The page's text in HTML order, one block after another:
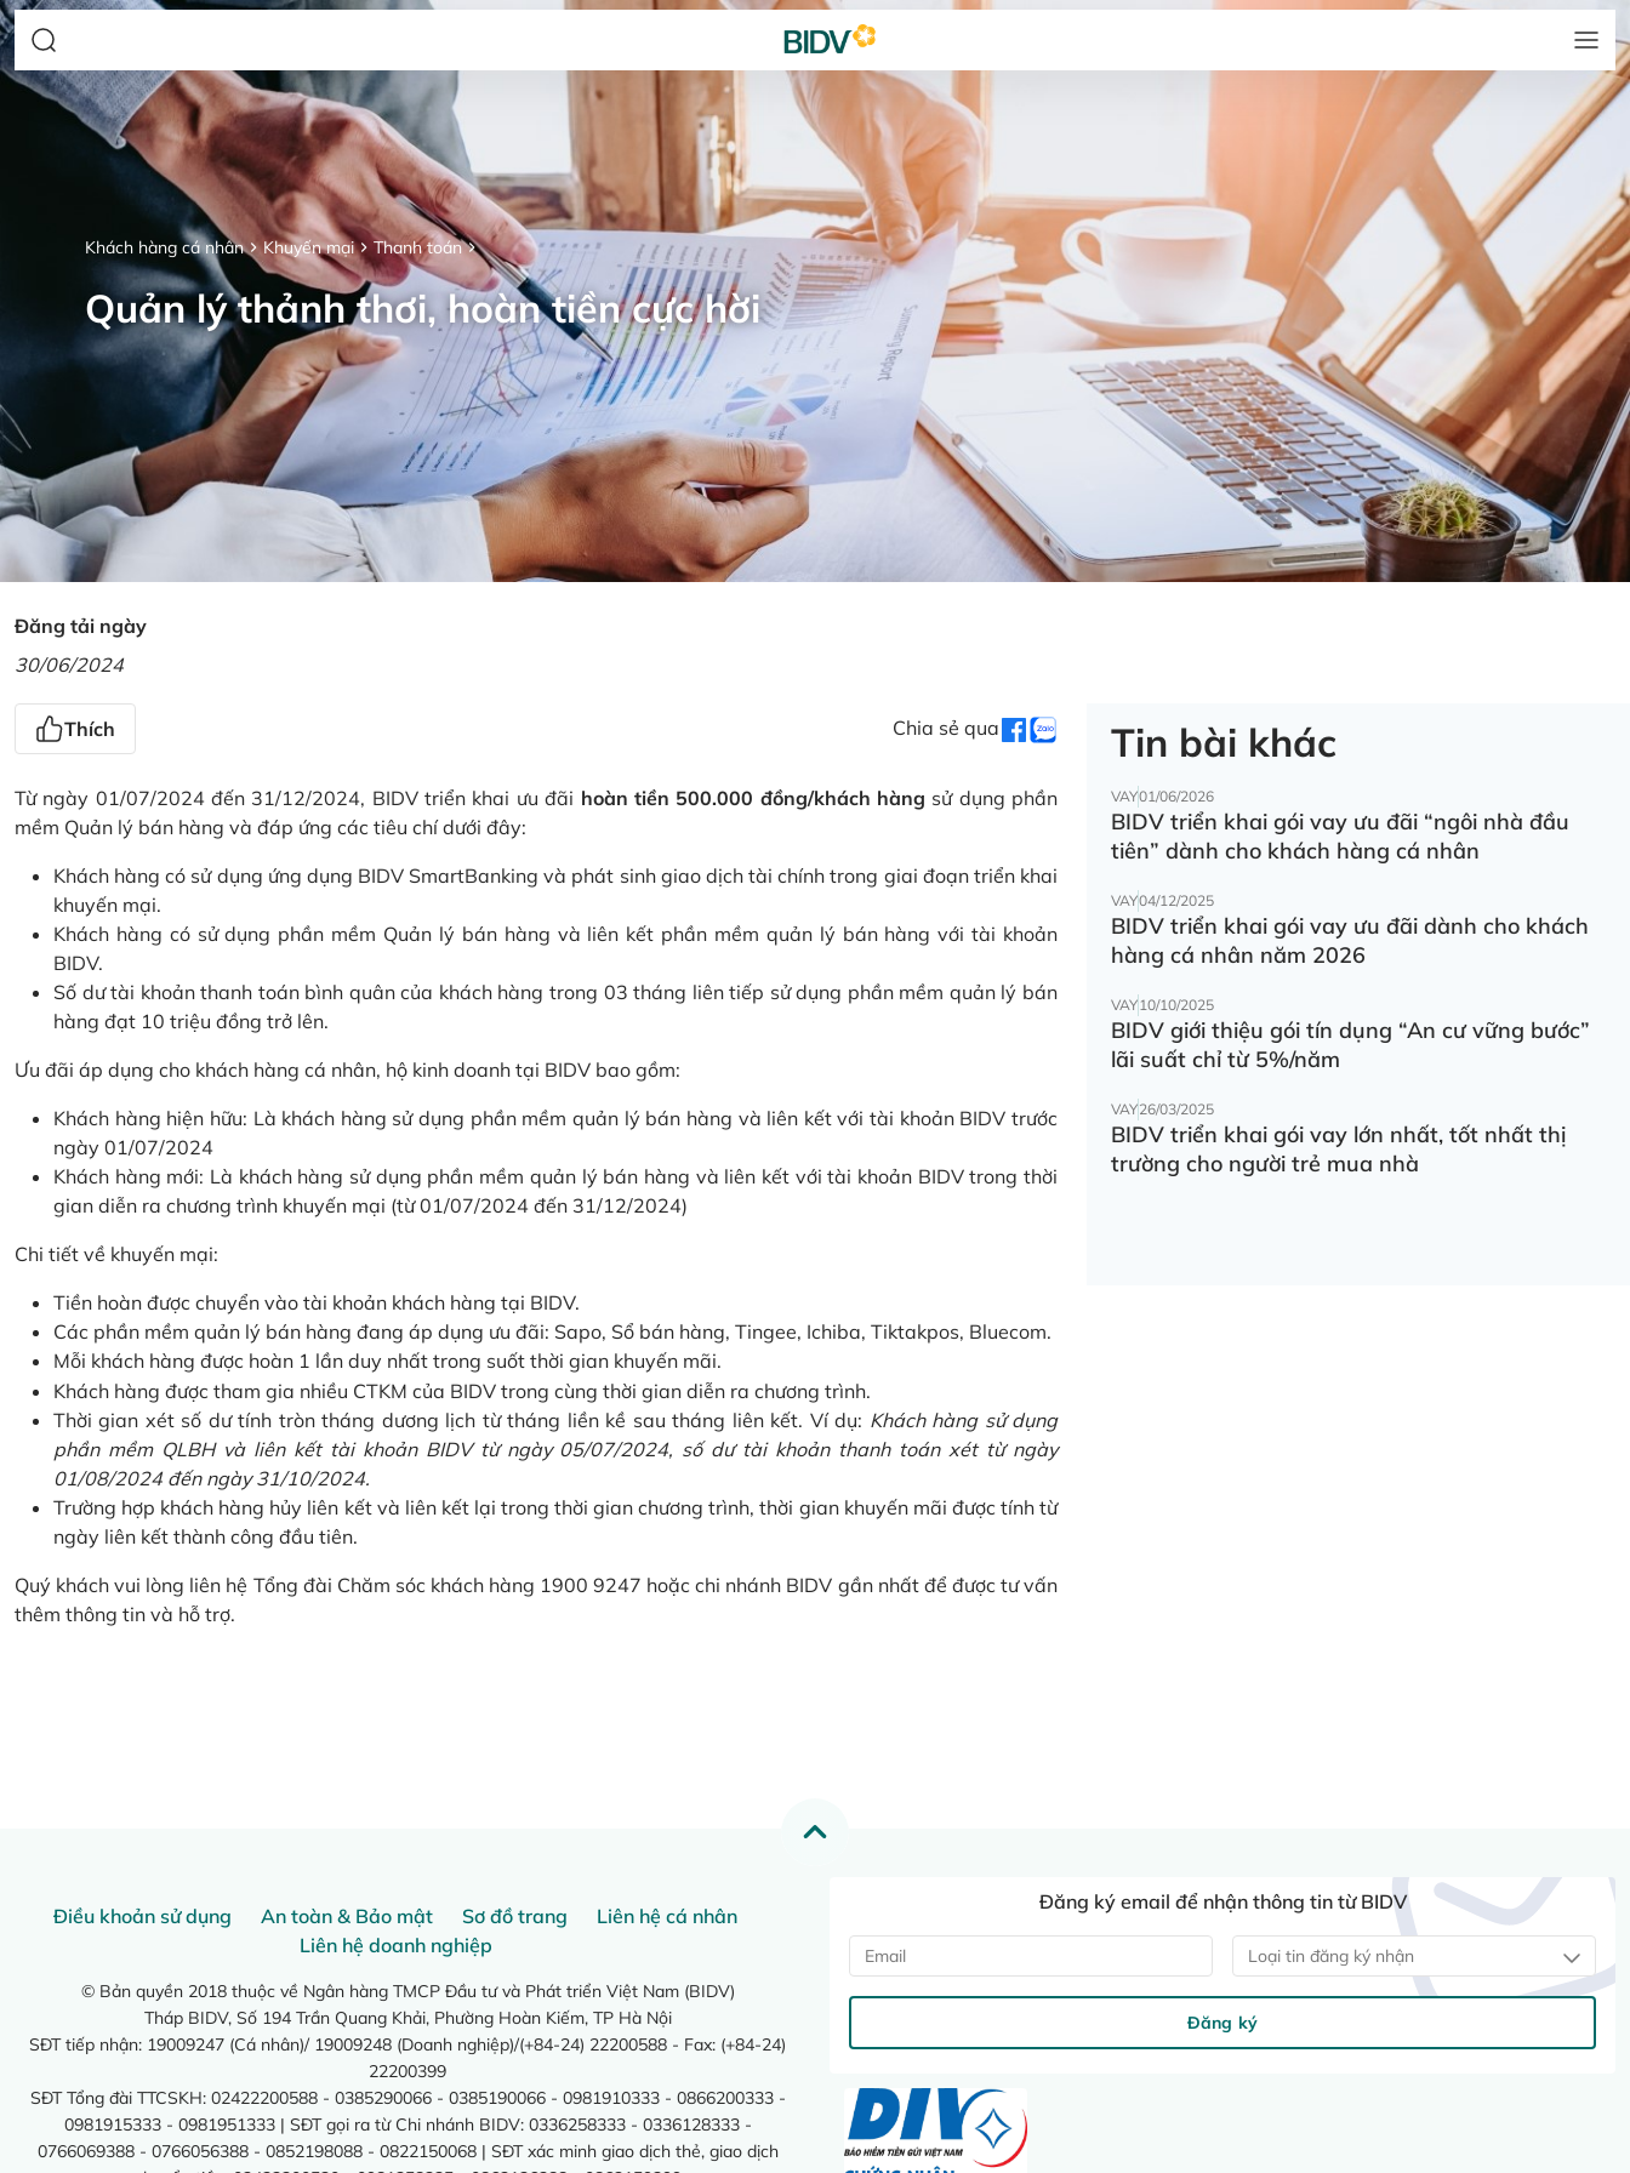
Khách hàng cá nhân Khuyến mại Thanh toán
Quản lý thảnh thơi, hoàn tiền cực hời
Đăng tải ngày
30/06/2024
Thích Chia sẻ qua
Từ ngày 01/07/2024 đến 31/12/2024, BIDV triển khai ưu đãi hoàn tiền 500.000 đồng/khách hàng sử dụng phần
mềm Quản lý bán hàng và đáp ứng các tiêu chí dưới đây:
Khách hàng có sử dụng ứng dụng BIDV SmartBanking và phát sinh giao dịch tài chính trong giai đoạn triển khai
khuyến mại.
Khách hàng có sử dụng phần mềm Quản lý bán hàng và liên kết phần mềm quản lý bán hàng với tài khoản
BIDV.
Số dư tài khoản thanh toán bình quân của khách hàng trong 03 tháng liên tiếp sử dụng phần mềm quản lý bán
hàng đạt 10 triệu đồng trở lên.
Ưu đãi áp dụng cho khách hàng cá nhân, hộ kinh doanh tại BIDV bao gồm:
Khách hàng hiện hữu: Là khách hàng sử dụng phần mềm quản lý bán hàng và liên kết với tài khoản BIDV trước
ngày 01/07/2024
Khách hàng mới: Là khách hàng sử dụng phần mềm quản lý bán hàng và liên kết với tài khoản BIDV trong thời
gian diễn ra chương trình khuyến mại (từ 01/07/2024 đến 31/12/2024)
Chi tiết về khuyến mại:
Tiền hoàn được chuyển vào tài khoản khách hàng tại BIDV.
Các phần mềm quản lý bán hàng đang áp dụng ưu đãi: Sapo, Sổ bán hàng, Tingee, Ichiba, Tiktakpos, Bluecom.
Mỗi khách hàng được hoàn 1 lần duy nhất trong suốt thời gian khuyến mãi.
Khách hàng được tham gia nhiều CTKM của BIDV trong cùng thời gian diễn ra chương trình.
Thời gian xét số dư tính tròn tháng dương lịch từ tháng liền kề sau tháng liên kết. Ví dụ: Khách hàng sử dụng
phần mềm QLBH và liên kết tài khoản BIDV từ ngày 05/07/2024, số dư tài khoản thanh toán xét từ ngày
01/08/2024 đến ngày 31/10/2024.
Trường hợp khách hàng hủy liên kết và liên kết lại trong thời gian chương trình, thời gian khuyến mãi được tính từ
ngày liên kết thành công đầu tiên.
Quý khách vui lòng liên hệ Tổng đài Chăm sóc khách hàng 1900 9247 hoặc chi nhánh BIDV gần nhất để được tư vấn
thêm thông tin và hỗ trợ.
Tin bài khác
VAY01/06/2026
BIDV triển khai gói vay ưu đãi “ngôi nhà đầu
tiên” dành cho khách hàng cá nhân
VAY04/12/2025
BIDV triển khai gói vay ưu đãi dành cho khách
hàng cá nhân năm 2026
VAY10/10/2025
BIDV giới thiệu gói tín dụng “An cư vững bước”
lãi suất chỉ từ 5%/năm
VAY26/03/2025
BIDV triển khai gói vay lớn nhất, tốt nhất thị
trường cho người trẻ mua nhà
Điều khoản sử dụng An toàn & Bảo mật Sơ đồ trang
Liên hệ cá nhân
Liên hệ doanh nghiệp
© Bản quyền 2018 thuộc về Ngân hàng TMCP Đầu tư và Phát triển Việt Nam (BIDV)
Tháp BIDV, Số 194 Trần Quang Khải, Phường Hoàn Kiếm, TP Hà Nội
SĐT tiếp nhận: 19009247 (Cá nhân)/ 19009248 (Doanh nghiệp)/(+84-24) 22200588 - Fax: (+84-24)
22200399
SĐT Tổng đài TTCSKH: 02422200588 - 0385290066 - 0385190066 - 0981910333 - 0866200333 -
0981915333 - 0981951333 | SĐT gọi ra từ Chi nhánh BIDV: 0336258333 - 0336128333 -
0766069388 - 0766056388 - 0852198088 - 0822150068 | SĐT xác minh giao dịch thẻ, giao dịch
Đăng ký email để nhận thông tin từ BIDV
Loại tin đăng ký nhận
Đăng ký